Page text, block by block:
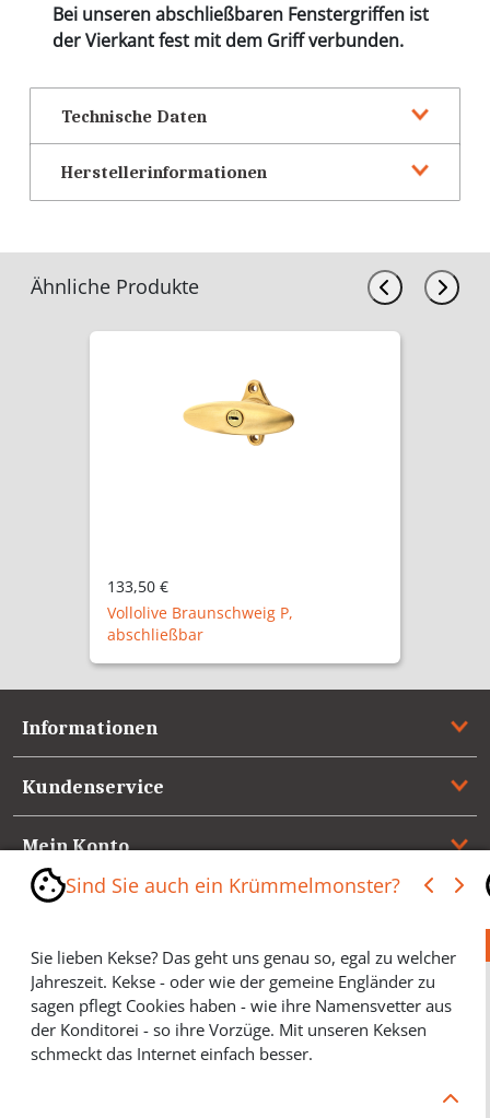
Bei unseren abschließbaren Fenstergriffen ist
der Vierkant fest mit dem Griff verbunden.
Technische Daten
Herstellerinformationen
Ähnliche Produkte
133,50 €
Vollolive Braunschweig P,
abschließbar
Informationen
Kundenservice
Mein Konto
Referenzen
Medienspiegel & Presseinformationen
*** Vertrag widerrufen ***
Sind Sie auch ein Krümmelmonster?
Sie lieben Kekse? Das geht uns genau so, egal zu welcher
Jahreszeit. Kekse - oder wie der gemeine Engländer zu
sagen pflegt Cookies haben - wie ihre Namensvetter aus
der Konditorei - so ihre Vorzüge. Mit unseren Keksen
schmeckt das Internet einfach besser.
Cookies helfen Ihnen, Ihre gewünschten Artikel schneller